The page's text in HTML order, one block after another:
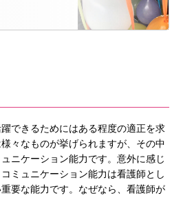
できるためにはある程度の適正を求
々なものが挙げられますが、その中
ニケーション能力です。意外に感じ
ミュニケーション能力は看護師とし
要な能力です。なぜなら、看護師が